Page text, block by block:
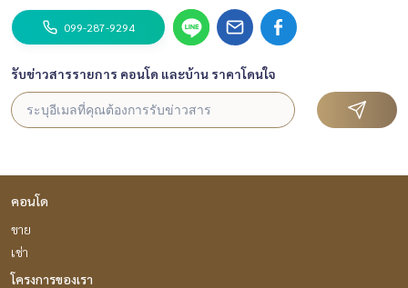
099-287-9294
รับข่าวสารรายการ คอนโด และบ้าน ราคาโดนใจ
คอนโด
ขาย
เช่า
โครงการของเรา